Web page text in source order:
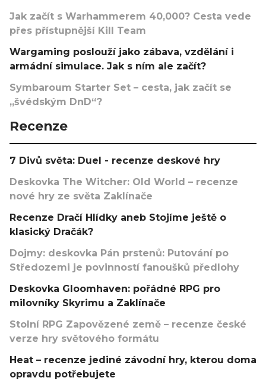
Jak začít s Warhammerem 40,000? Cesta vede
přes přístupnější Kill Team
Wargaming poslouží jako zábava, vzdělání i
armádní simulace. Jak s ním ale začít?
Symbaroum Starter Set – cesta, jak začít se
„švédským DnD“?
Recenze
7 Divů světa: Duel - recenze deskové hry
Deskovka The Witcher: Old World – recenze
nové hry ze světa Zaklínače
Recenze Dračí Hlídky aneb Stojíme ještě o
klasický Dračák?
Dojmy: deskovka Pán prstenů: Putování po
Středozemi je povinností fanoušků předlohy
Deskovka Gloomhaven: pořádné RPG pro
milovníky Skyrimu a Zaklínače
Stolní RPG Zapovězené země – recenze české
verze hry světového formátu
Heat – recenze jediné závodní hry, kterou doma
opravdu potřebujete